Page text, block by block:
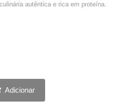
autêntica e rica em proteína.
Adicionar